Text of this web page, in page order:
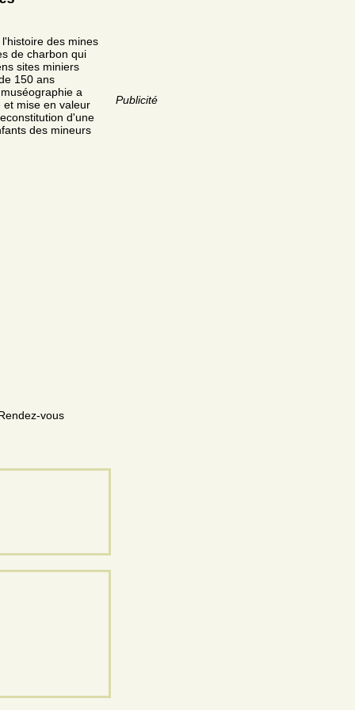
Publicité
des mines
de charbon qui
sites miniers
150 ans
a
mise en valeur
d'une
des mineurs
vous